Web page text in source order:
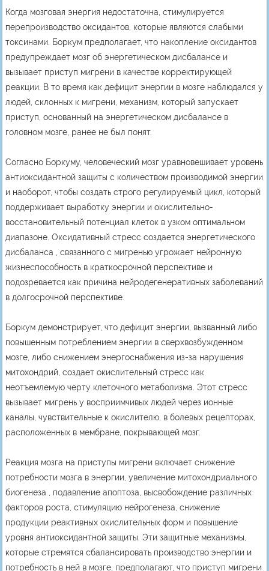
Когда мозговая энергия недостаточна, стимулируется
перепроизводство оксидантов, которые являются слабыми
токсинами. Боркум предполагает, что накопление оксидантов
предупреждает мозг об энергетическом дисбалансе и
вызывает приступ мигрени в качестве корректирующей
реакции. В то время как дефицит энергии в мозге наблюдался у
людей, склонных к мигрени, механизм, который запускает
приступ, основанный на энергетическом дисбалансе в
головном мозге, ранее не был понят.
Согласно Боркуму, человеческий мозг уравновешивает уровень
антиоксидантной защиты с количеством производимой энергии
и наоборот, чтобы создать строго регулируемый цикл, который
поддерживает выработку энергии и окислительно-
восстановительный потенциал клеток в узком оптимальном
диапазоне. Оксидативный стресс создается энергетического
дисбаланса , связанного с мигренью угрожает нейронную
жизнеспособность в краткосрочной перспективе и
подозревается как причина нейродегенеративных заболеваний
в долгосрочной перспективе.
Боркум демонстрирует, что дефицит энергии, вызванный либо
повышенным потреблением энергии в сверхвозбужденном
мозге, либо снижением энергоснабжения из-за нарушения
митохондрий, создает окислительный стресс как
неотъемлемую черту клеточного метаболизма. Этот стресс
вызывает мигрень у восприимчивых людей через ионные
каналы, чувствительные к окислителю, в болевых рецепторах,
расположенных в мембране, покрывающей мозг.
Реакция мозга на приступы мигрени включает снижение
потребности мозга в энергии, увеличение митохондриального
биогенеза , подавление апоптоза, высвобождение различных
факторов роста, стимуляцию нейрогенеза, снижение
продукции реактивных окислительных форм и повышение
уровня антиоксидантной защиты. Эти защитные механизмы,
которые стремятся сбалансировать производство энергии и
потребность в ней в мозге, предполагают, что приступ мигрени